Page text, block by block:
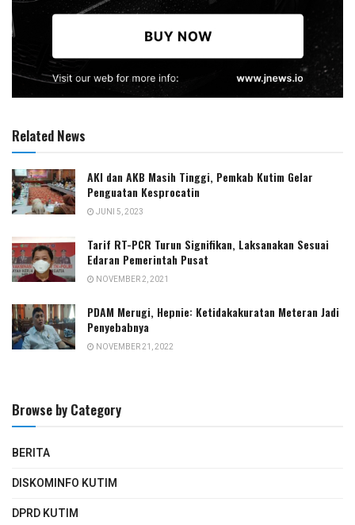
Related News
AKI dan AKB Masih Tinggi, Pemkab Kutim Gelar
Penguatan Kesprocatin
JUNI 5, 2023
Tarif RT-PCR Turun Signifikan, Laksanakan Sesuai
Edaran Pemerintah Pusat
NOVEMBER 2, 2021
PDAM Merugi, Hepnie: Ketidakakuratan Meteran Jadi
Penyebabnya
NOVEMBER 21, 2022
Browse by Category
BERITA
DISKOMINFO KUTIM
DPRD KUTIM